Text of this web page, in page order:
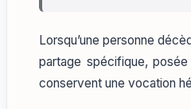
Lorsqu’une personne
partage spécifique,
conservent une vocation